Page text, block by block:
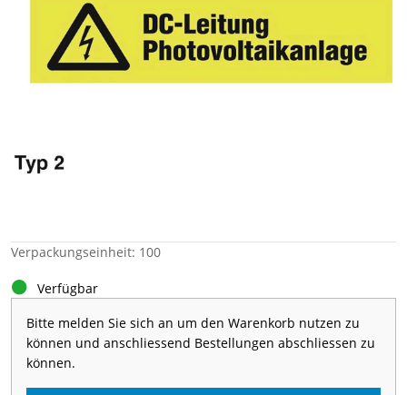
Verpackungseinheit: 100
Verfügbar
Bitte melden Sie sich an um den Warenkorb nutzen zu
können und anschliessend Bestellungen abschliessen zu
können.